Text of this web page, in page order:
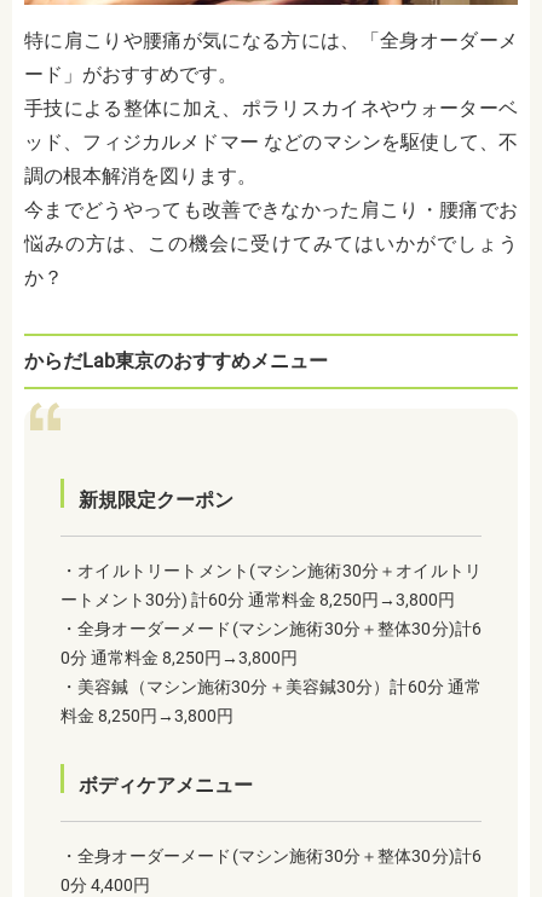
特に肩こりや腰痛が気になる方には、「全身オーダーメ
ード」がおすすめです。
手技による整体に加え、ポラリスカイネやウォーターベ
ッド、フィジカルメドマー などのマシンを駆使して、不
調の根本解消を図ります。
今までどうやっても改善できなかった肩こり・腰痛でお
悩みの方は、この機会に受けてみてはいかがでしょう
か？
からだLab東京のおすすめメニュー
新規限定クーポン
・オイルトリートメント(マシン施術30分＋オイルトリ
ートメント30分) 計60分 通常料金 8,250円→3,800円
・全身オーダーメード(マシン施術30分＋整体30分)計6
0分 通常料金 8,250円→3,800円
・美容鍼（マシン施術30分＋美容鍼30分）計60分 通常
料金 8,250円→3,800円
ボディケアメニュー
・全身オーダーメード(マシン施術30分＋整体30分)計6
0分 4,400円